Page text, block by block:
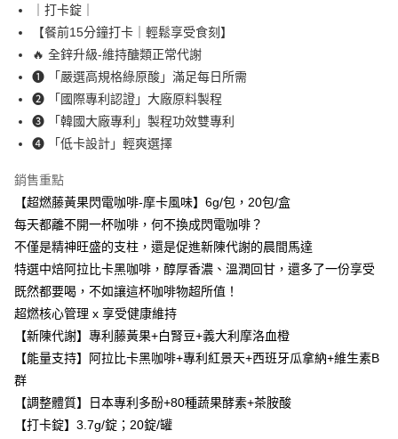
用戶於交易時，得透過本服務購買商品或服務，並由商店將買賣／分期付款
買賣價金債權讓與本公司後，依約使用本公司帳單繳交帳款。
2.基於同意付款使用「大哥付你分期」之契約關係目的，商店將以您的個人
資料（包含姓名、電話或地址）提供予台灣大哥大進項蒐集、處理及利用，
由本公司與您本人進行分期帳單所需資料之確認、核對及更正。
購買商品的店家。未經商家同意取消之訂單仍視為有效，需透過AFTEE先享
後付繳納相關費用。
※ 交易是否成功請以「AFTEE先享後付 」之結帳頁面顯示為準，若有關於
是否繳費成功／繳費後需取消欲退款等相關疑問，請聯繫「AFTEE先享後付
客戶支援中心」https://netprotections.freshdesk.com/support/home
１．透過由恩沛科技股份有限公司提供之「AFTEE先享後付」服務完成之交
易，需依本服務之必要範圍內提供個人資料，並將交易相關給付款項請求債
２．關於個人資料處理事宜，請瀏覽以下網址：
３．未成年的使用者請事先徵得法定代理人或監護人之同意方可使用
「AFTEE先享後付」，若未經同意申辦者引起之損失，本公司不負相關責
任。
４．使用「AFTEE先享後付」時，將依據個別帳號之用戶狀況，依本公司即
時審查核予不同之上限額度；若仍有額度不足之情形，本公司將視審查結果
請求用戶進行身份認證。
恩沛科技股份有限公司將有權停止該用戶之使用額度並採取法律行動。
萊爾富取貨付款
每筆NT$80，滿NT$1,680(含以上)免運費
付款後萊爾富取貨
每筆NT$80，滿NT$1,680(含以上)免運費
7-11取貨付款
付款後7-11取貨
每筆NT$80，滿NT$1,680(含以上)免運費
台灣本島宅配
每筆NT$80，滿NT$1,680(含以上)免運費
離島宅配
每筆NT$100，滿NT$2,000(含以上)免運費
貨到付款
每筆NT$100，滿NT$2,000(含以上)免運費
海外配送(澳門地區請勿填寫順豐智能櫃、自取點等地址)
｜打卡錠｜
【餐前15分鐘打卡｜輕鬆享受食刻】
🔥 全鋅升級-維持醣類正常代謝
❶ 「嚴選高規格綠原酸」滿足每日所需
❷ 「國際專利認證」大廠原料製程
❸ 「韓國大廠專利」製程功效雙專利
❹ 「低卡設計」輕爽選擇
銷售重點
【超燃藤黃果閃電咖啡-摩卡風味】6g/包，20包/盒
每天都離不開一杯咖啡，何不換成閃電咖啡？
不僅是精神旺盛的支柱，還是促進新陳代謝的晨間馬達
特選中焙阿拉比卡黑咖啡，醇厚香濃、溫潤回甘，還多了一份享受
既然都要喝，不如讓這杯咖啡物超所值！
超燃核心管理 x 享受健康維持
【新陳代謝】專利藤黃果+白腎豆+義大利摩洛血橙
【能量支持】阿拉比卡黑咖啡+專利紅景天+西班牙瓜拿納+維生素B
群
【調整體質】日本專利多酚+80種蔬果酵素+茶胺酸
【打卡錠】3.7g/錠；20錠/罐